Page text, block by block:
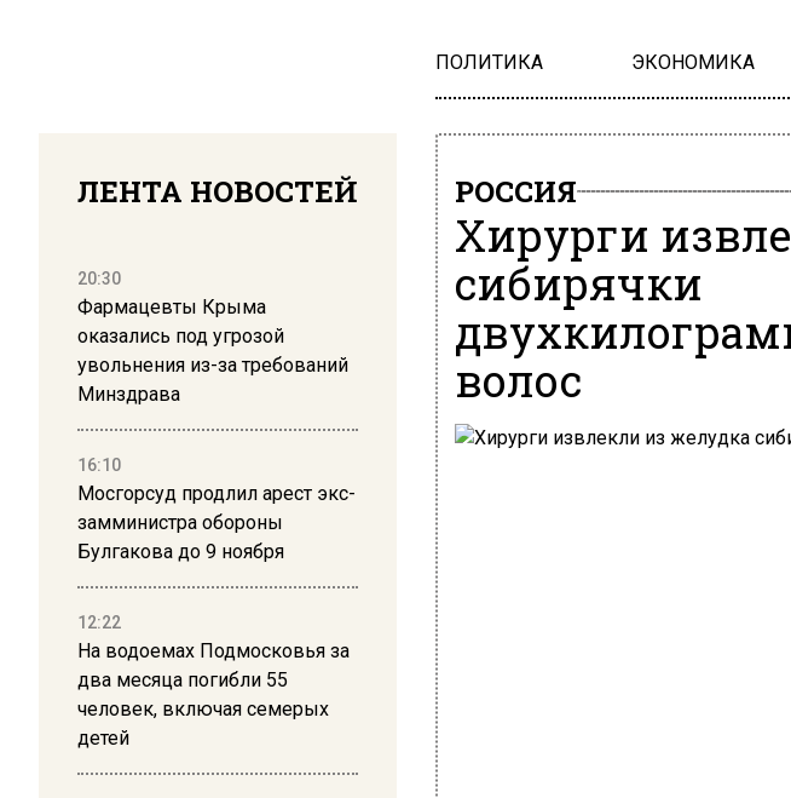
ПОЛИТИКА ЭКОНОМИКА
ЛЕНТА НОВОСТЕЙ
20:30
Фармацевты Крыма
оказались под угрозой
увольнения из-за требований
Минздрава
16:10
Мосгорсуд продлил арест экс-
замминистра обороны
Булгакова до 9 ноября
12:22
На водоемах Подмосковья за
два месяца погибли 55
человек, включая семерых
детей
РОССИЯ
Хирурги
сибирячки
волос